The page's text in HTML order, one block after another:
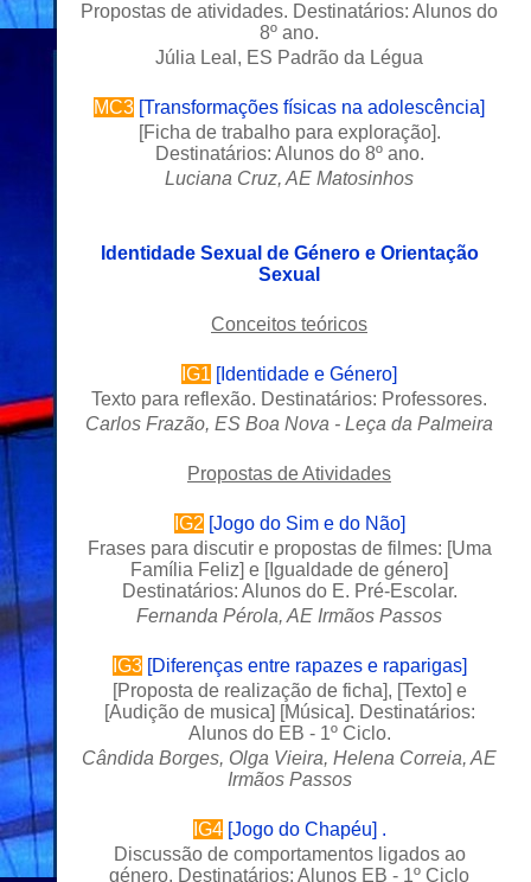
Propostas de atividades. Destinatários: Alunos do
8º ano.
Júlia Leal, ES Padrão da Légua
MC3 [Transformações físicas na adolescência]
[Ficha de trabalho para exploração].
Destinatários: Alunos do 8º ano.
Luciana Cruz, AE Matosinhos
Identidade Sexual de Género e Orientação
Sexual
Conceitos teóricos
IG1 [Identidade e Género]
Texto para reflexão. Destinatários: Professores.
Carlos Frazão, ES Boa Nova - Leça da Palmeira
Propostas de Atividades
IG2 [Jogo do Sim e do Não]
Frases para discutir e propostas de filmes: [Uma
Família Feliz] e [Igualdade de género]
Destinatários: Alunos do E. Pré-Escolar.
Fernanda Pérola, AE Irmãos Passos
IG3 [Diferenças entre rapazes e raparigas]
[Proposta de realização de ficha], [Texto] e
[Audição de musica] [Música]. Destinatários:
Alunos do EB - 1º Ciclo.
Cândida Borges, Olga Vieira, Helena Correia, AE
Irmãos Passos
IG4 [Jogo do Chapéu] .
Discussão de comportamentos ligados ao
género. Destinatários: Alunos EB - 1º Ciclo